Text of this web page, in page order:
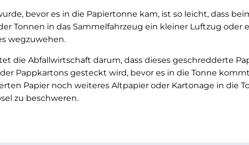
bevor es in die Papiertonne kam, ist so leicht, dass
Tonnen in das Sammelfahrzeug ein kleiner Luftzug oder
wegzuwehen.
die Abfallwirtschaft darum, dass dieses geschredderte
Pappkartons gesteckt wird, bevor es in die Tonne
Papier noch weiteres Altpapier oder Kartonage in die
zu beschweren.